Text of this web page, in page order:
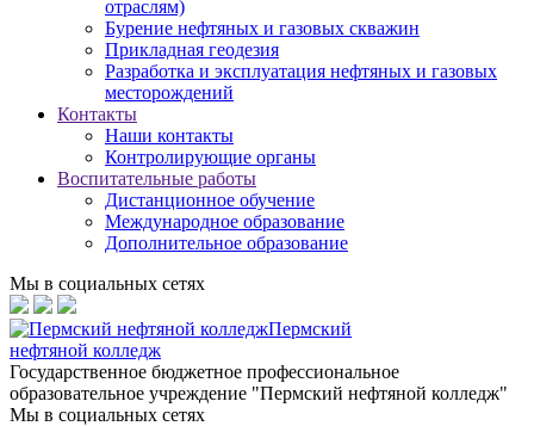
отраслям)
Бурение нефтяных и газовых скважин
Прикладная геодезия
Разработка и эксплуатация нефтяных и газовых
месторождений
Контакты
Наши контакты
Контролирующие органы
Воспитательные работы
Дистанционное обучение
Международное образование
Дополнительное образование
Мы в социальных сетях
Пермский
нефтяной колледж
Государственное бюджетное профессиональное
образовательное учреждение "Пермский нефтяной колледж"
Мы в социальных сетях